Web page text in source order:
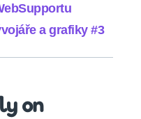
a grafiky #3
on